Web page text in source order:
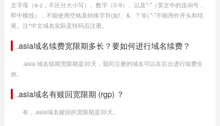
文字母（a-z，不区分大小写）、数字（0-9）、以及"-"（英文中的连词号，
即中横线），不能使用空格及特殊字符(如!、&、? 等),"-"不能用作开头和结
尾。注*中文域名实际是转码后注册。
.asia域名续费宽限期多长？要如何进行域名续费？
.asia 域名续期宽限期是30天，我司注册的域名可以在后台进行续费生
效。
.asia域名有赎回宽限期 (rgp) ？
有，.asia域名赎回的宽限期是30天。